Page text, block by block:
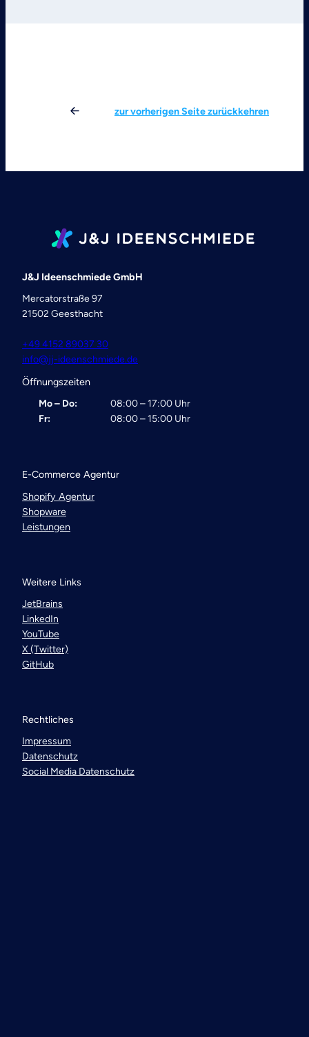
zur vorherigen Seite zurückkehren
J&J Ideenschmiede GmbH
Mercatorstraße 97
21502 Geesthacht
+49 4152 89037 30
info@jj-ideenschmiede.de
Öffnungszeiten
Mo – Do:
Fr:
08:00 – 17:00 Uhr
08:00 – 15:00 Uhr
E-Commerce Agentur
Shopify Agentur
Shopware
Leistungen
Weitere Links
JetBrains
LinkedIn
YouTube
X (Twitter)
GitHub
Rechtliches
Impressum
Datenschutz
Social Media Datenschutz